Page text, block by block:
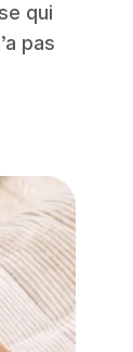
qui
pas